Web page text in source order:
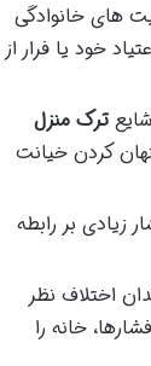
های خانوادگی
خود یا فرار از
ترک منزل
کردن خیانت
زیادی بر رابطه
اختلاف نظر
خانه را